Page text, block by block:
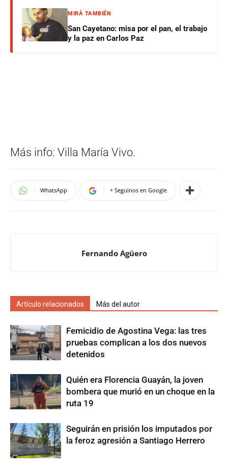
MIRÁ TAMBIÉN
San Cayetano: misa por el pan, el trabajo
y la paz en Carlos Paz
Más info: Villa María Vivo.
WhatsApp + Seguinos en Google
Fernando Agüero
Artículo relacionados Más del autor
Femicidio de Agostina Vega: las tres
pruebas complican a los dos nuevos
detenidos
Quién era Florencia Guayán, la joven
bombera que murió en un choque en la
ruta 19
Seguirán en prisión los imputados por
la feroz agresión a Santiago Herrero